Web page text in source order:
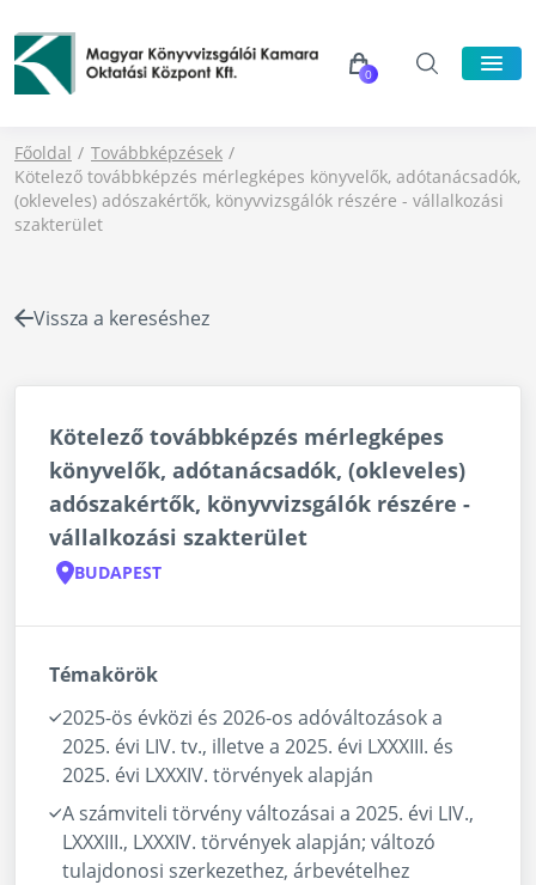
0
Főoldal
Továbbképzések
Kötelező továbbképzés mérlegképes könyvelők, adótanácsadók,
(okleveles) adószakértők, könyvvizsgálók részére - vállalkozási
szakterület
Vissza a kereséshez
Kötelező továbbképzés mérlegképes
könyvelők, adótanácsadók, (okleveles)
adószakértők, könyvvizsgálók részére -
vállalkozási szakterület
BUDAPEST
Témakörök
2025-ös évközi és 2026-os adóváltozások a
2025. évi LIV. tv., illetve a 2025. évi LXXXIII. és
2025. évi LXXXIV. törvények alapján
A számviteli törvény változásai a 2025. évi LIV.,
LXXXIII., LXXXIV. törvények alapján; változó
tulajdonosi szerkezethez, árbevételhez